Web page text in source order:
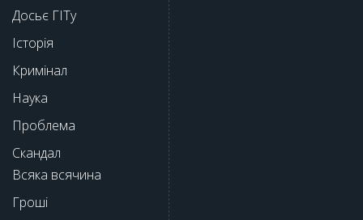
Досьє ГІТу
Історія
Кримінал
Наука
Проблема
Скандал
Всяка всячина
Гроші